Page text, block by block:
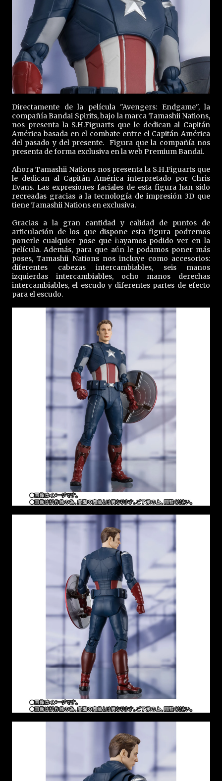
Directamente de la película "Avengers: Endgame", la
compañía Bandai Spirits, bajo la marca Tamashii Nations,
nos presenta la S.H.Figuarts que le dedican al Capitán
América basada en el combate entre el Capitán América
del pasado y del presente. Figura que la compañía nos
presenta de forma exclusiva en la web Premium Bandai.
Ahora Tamashii Nations nos presenta la S.H.Figuarts que
le dedican al Capitán América interpretado por Chris
Evans. Las expresiones faciales de esta figura han sido
recreadas gracias a la tecnología de impresión 3D que
tiene Tamashii Nations en exclusiva.
Gracias a la gran cantidad y calidad de puntos de
articulación de los que dispone esta figura podremos
ponerle cualquier pose que hayamos podido ver en la
película. Además, para que aún le podamos poner más
poses, Tamashii Nations nos incluye como accesorios:
diferentes cabezas intercambiables, seis manos
izquierdas intercambiables, ocho manos derechas
intercambiables, el escudo y diferentes partes de efecto
para el escudo.